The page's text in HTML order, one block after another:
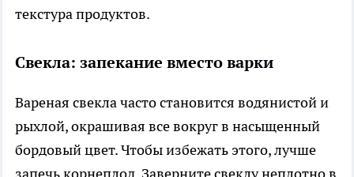
текстура продуктов.
Свекла: запекание вместо варки
Вареная свекла часто становится водянистой и
рыхлой, окрашивая все вокруг в насыщенный
бордовый цвет. Чтобы избежать этого, лучше
запечь корнеплод. Заверните свеклу неплотно в